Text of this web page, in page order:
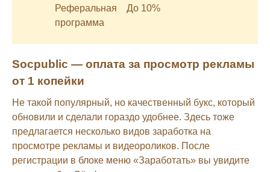
Реферальная
программа
До 10%
Socpublic — оплата за просмотр рекламы
от 1 копейки
Не такой популярный, но качественный букс, который
обновили и сделали гораздо удобнее. Здесь тоже
предлагается несколько видов заработка на
просмотре рекламы и видеороликов. После
регистрации в блоке меню «Заработать» вы увидите